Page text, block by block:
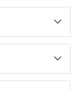
場合がございま